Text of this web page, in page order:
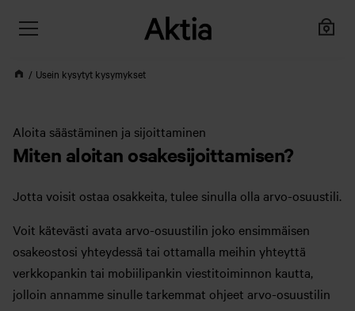
Usein kysytyt kysymykset
Aloita säästäminen ja sijoittaminen
Miten aloitan osakesijoittamisen?
Jotta voisit ostaa osakkeita, tulee sinulla olla arvo-osuustili.
Voit kätevästi avata arvo-osuustilin joko ensimmäisen
osakeostosi yhteydessä tai ottamalla meihin yhteyttä
verkkopankin tai mobiilipankin viestitoiminnon kautta,
jolloin annamme sinulle tarkemmat ohjeet arvo-osuustilin